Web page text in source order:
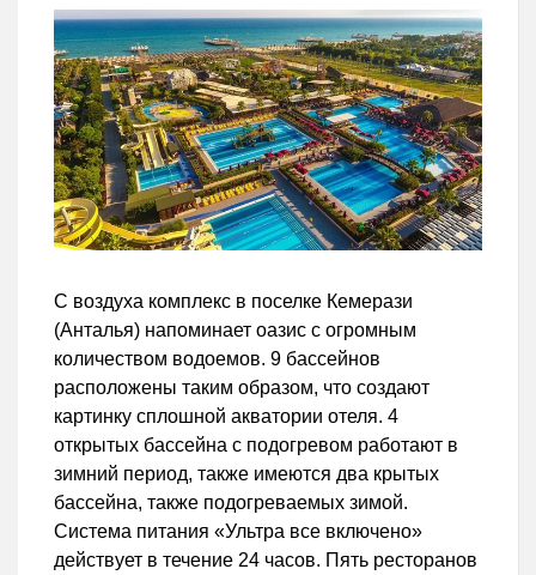
С воздуха комплекс в поселке Кемерази
(Анталья) напоминает оазис с огромным
количеством водоемов. 9 бассейнов
расположены таким образом, что создают
картинку сплошной акватории отеля. 4
открытых бассейна с подогревом работают в
зимний период, также имеются два крытых
бассейна, также подогреваемых зимой.
Система питания «Ультра все включено»
действует в течение 24 часов. Пять ресторанов